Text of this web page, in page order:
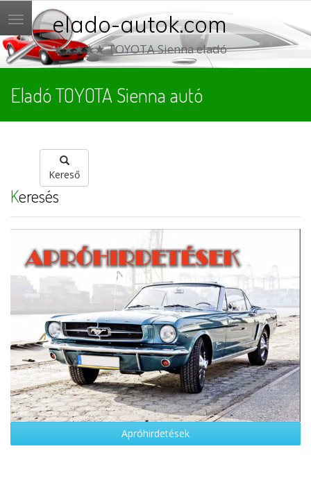
Menü elado-autok.com
★★★★★ TOYOTA Sienna eladó
Eladó TOYOTA Sienna autó
Kereső
Keresés
Apróhirdetések